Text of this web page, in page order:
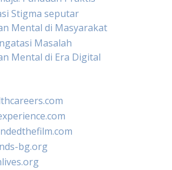
Stigma seputar
Mental di Masyarakat
Masalah
Mental di Era Digital
bg.org